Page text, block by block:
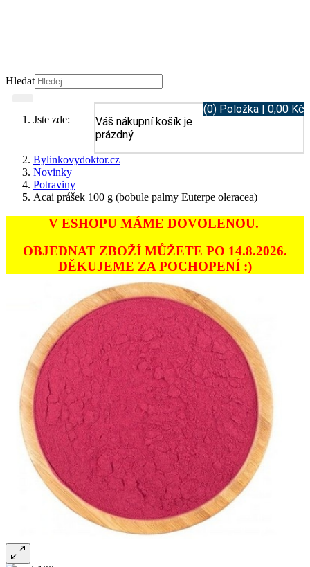
Hledat
(0) Položka | 0,00 Kč
Váš nákupní košík je
prázdný.
Jste zde:
Bylinkovydoktor.cz
Novinky
Potraviny
Acai prášek 100 g (bobule palmy Euterpe oleracea)
V ESHOPU MÁME DOVOLENOU.
OBJEDNAT ZBOŽÍ MŮŽETE PO 14.8.2026.
DĚKUJEME ZA POCHOPENÍ :)